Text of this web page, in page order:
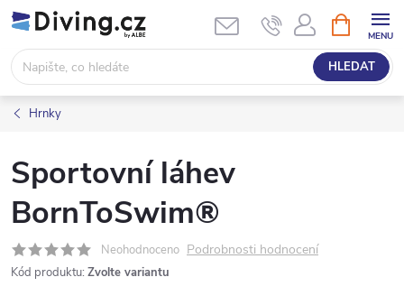
Přejít
na
obsah
HLEDAT
NÁKUPNÍ
KOŠÍK
Hrnky
Sportovní láhev
BornToSwim®
Neohodnoceno Podrobnosti hodnocení
Kód produktu: Zvolte variantu